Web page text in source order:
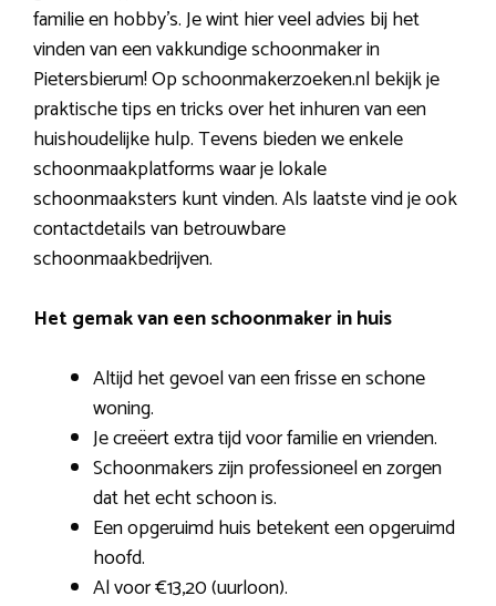
familie en hobby’s. Je wint hier veel advies bij het
vinden van een vakkundige schoonmaker in
Pietersbierum! Op schoonmakerzoeken.nl bekijk je
praktische tips en tricks over het inhuren van een
huishoudelijke hulp. Tevens bieden we enkele
schoonmaakplatforms waar je lokale
schoonmaaksters kunt vinden. Als laatste vind je ook
contactdetails van betrouwbare
schoonmaakbedrijven.
Het gemak van een schoonmaker in huis
Altijd het gevoel van een frisse en schone
woning.
Je creëert extra tijd voor familie en vrienden.
Schoonmakers zijn professioneel en zorgen
dat het echt schoon is.
Een opgeruimd huis betekent een opgeruimd
hoofd.
Al voor €13,20 (uurloon).